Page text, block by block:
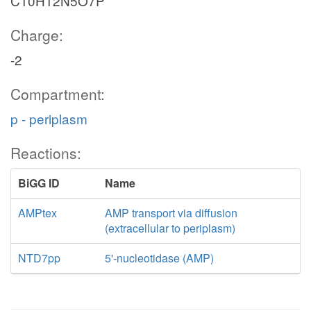
Charge:
-2
Compartment:
p - periplasm
Reactions:
BiGG ID
Name
AMPtex
AMP transport via diffusion
(extracellular to periplasm)
NTD7pp
5'-nucleotidase (AMP)